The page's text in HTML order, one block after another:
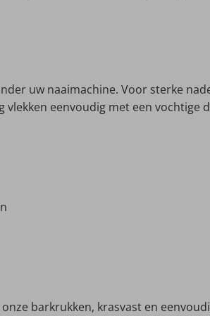
uw naaimachine. Voor sterke
vlekken eenvoudig met een
barkrukken, krasvast en